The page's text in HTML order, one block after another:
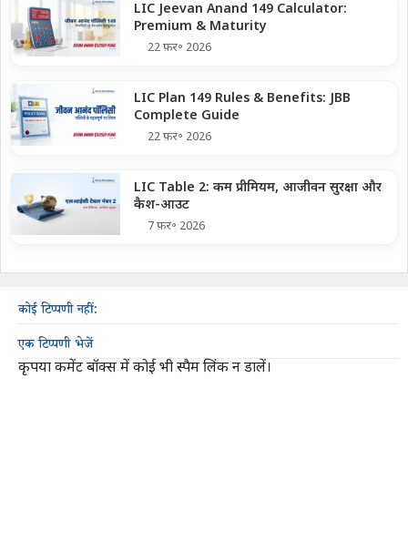
LIC Jeevan Anand 149 Calculator:
Premium & Maturity
22 फ़र॰ 2026
LIC Plan 149 Rules & Benefits: JBB
Complete Guide
22 फ़र॰ 2026
LIC Table 2: कम प्रीमियम, आजीवन सुरक्षा और
कैश-आउट
7 फ़र॰ 2026
कोई टिप्पणी नहीं:
एक टिप्पणी भेजें
कृपया कमेंट बॉक्स में कोई भी स्पैम लिंक न डालें।